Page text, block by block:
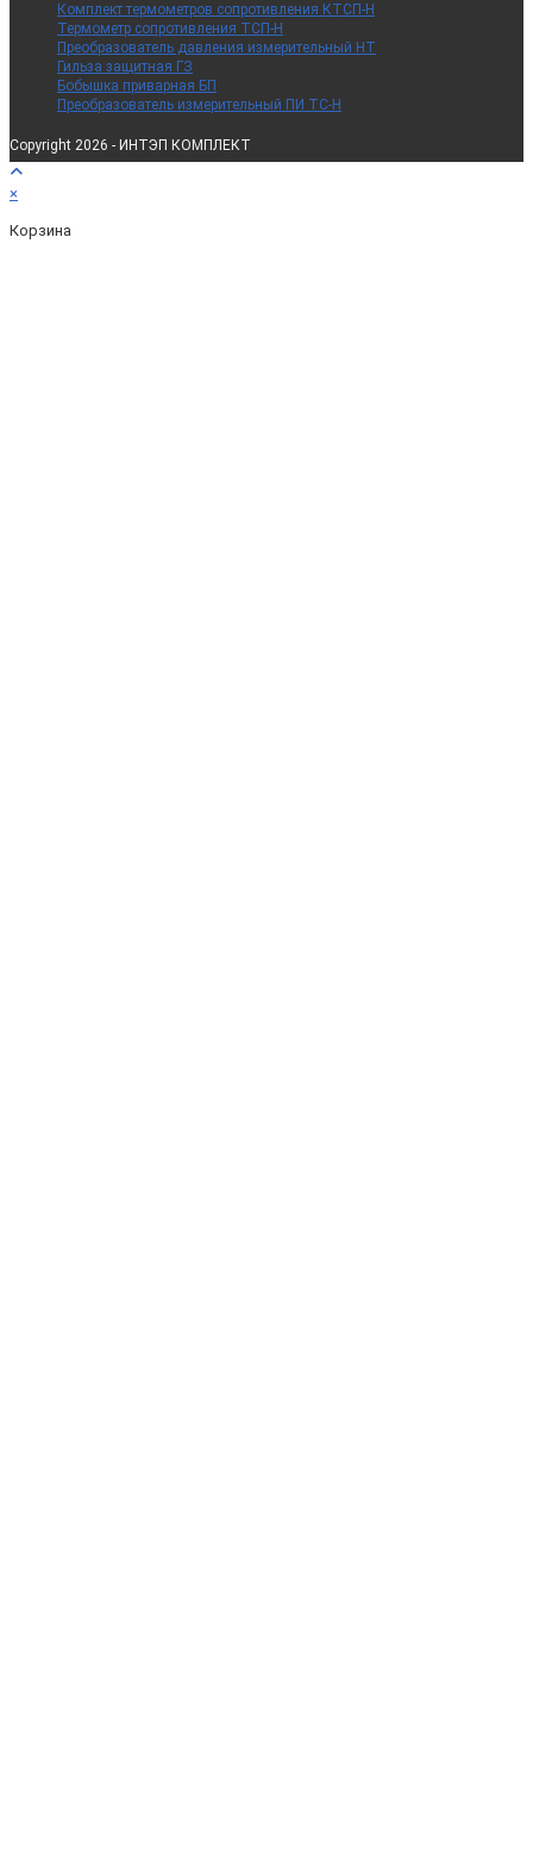
Комплект термометров сопротивления КТСП-Н
Термометр сопротивления ТСП-Н
Преобразователь давления измерительный НТ
Гильза защитная ГЗ
Бобышка приварная БП
Преобразователь измерительный ПИ ТС-Н
Copyright 2026 - ИНТЭП КОМПЛЕКТ
×
Корзина